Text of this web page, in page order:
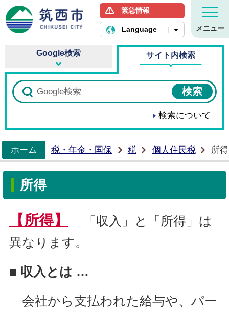
筑西市ホームページ
緊急情報
Language メニュー
Google検索 サイト内検索
検索について
ホーム
税・年金・国保 税 個人住民税 所得
所得
【所得】
「収入」と「所得」は
異なります。
■ 収入とは …
会社から支払われた給与や、パー